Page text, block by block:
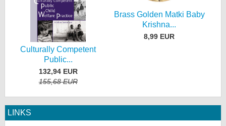
Culturally Competent
Public...
132,94 EUR
155,68 EUR
Brass Golden Matki Baby
Krishna...
8,99 EUR
LINKS